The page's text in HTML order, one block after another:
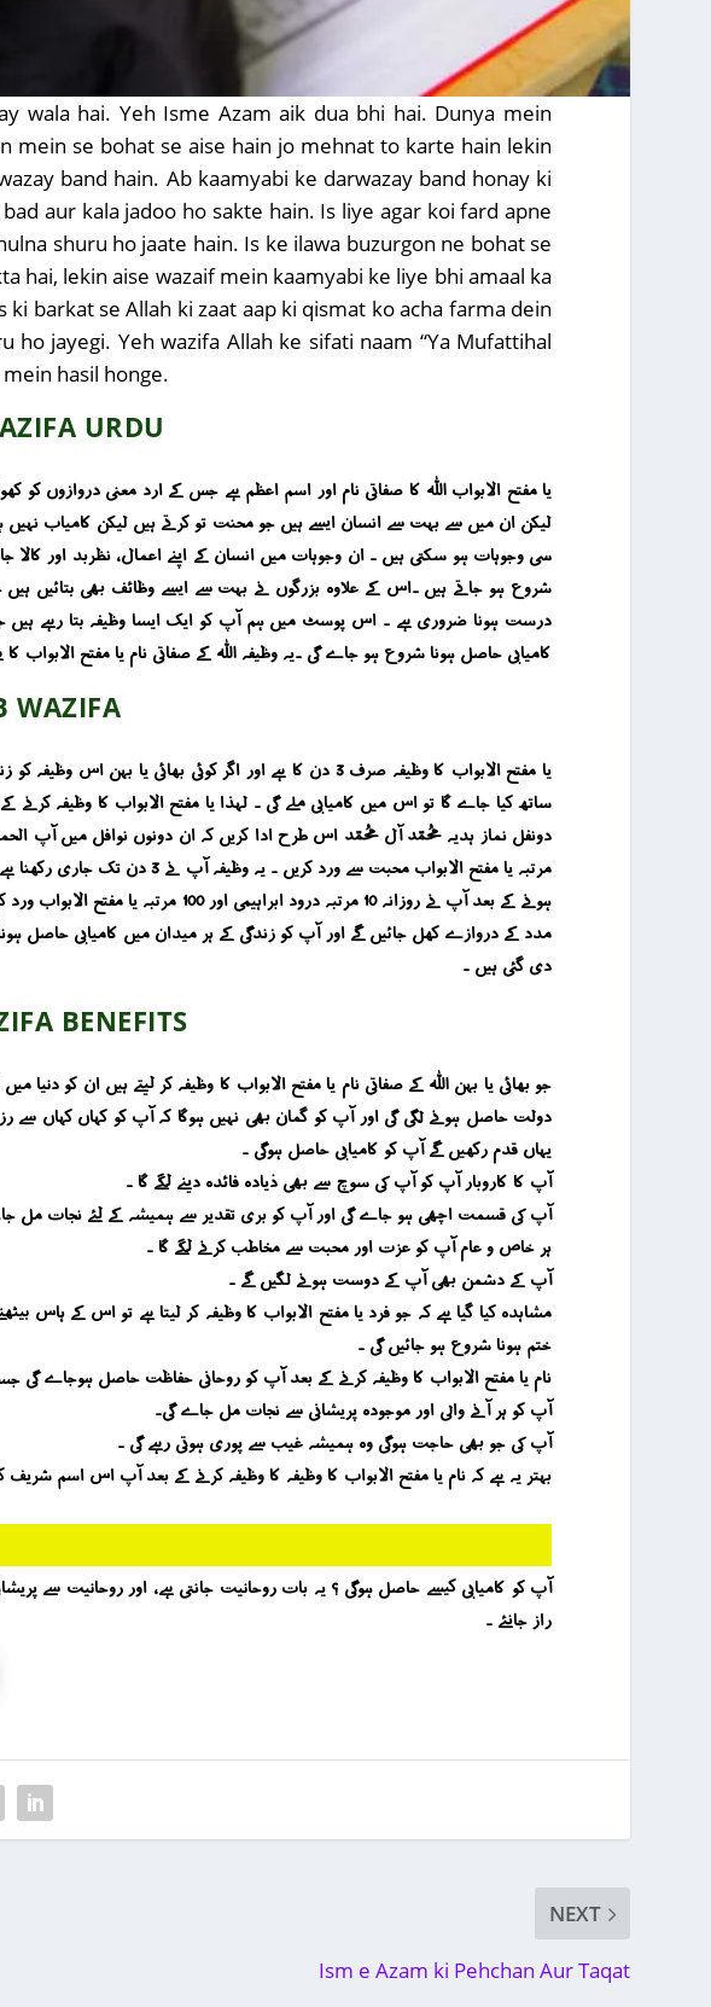
wala hai. Yeh Isme Azam aik dua bhi hai. Dunya mein
mein se bohat se aise hain jo mehnat to karte hain lekin
band hain. Ab kaamyabi ke darwazay band honay ki
aur kala jadoo ho sakte hain. Is liye agar koi fard apne
shuru ho jaate hain. Is ke ilawa buzurgon ne bohat se
hai, lekin aise wazaif mein kaamyabi ke liye bhi amaal ka
barkat se Allah ki zaat aap ki qismat ko acha farma dein
jayegi. Yeh wazifa Allah ke sifati naam “Ya Mufattihal
hasil honge.
URDU
یا مفتح الابواب اللہ کا صفاتی نام اور اسم اعظم ہے جس کے ارد معنی دروازوں کو
لیکن ان میں سے بہت سے انسان ایسے ہیں جو محنت تو کرتے ہیں لیکن کامیاب نہیں
سی وجوہات ہو سکتی ہیں ۔ ان وجوہات میں انسان کے اپنے اعمال ، نظربد اور کالا
شروع ہو جاتے ہیں ۔اس کے علاوہ بزرگوں نے بہت سے ایسے وظائف بھی بتائیں
درست ہونا ضروری ہے ۔ اس پوسٹ میں ہم آپ کو ایک ایسا وظیفہ بتا رہے ہیں
کامیابی حاصل ہونا شروع ہو جاے گی ۔یہ وظیفہ اللہ کے صفاتی نام یا مفتح
WAZIFA
یا مفتح الابواب کا وظیفہ صرف 3 دن کا ہے اور اگر کوئی
ہونے کے بعد آپ نے روزانہ 10 مرتبہ
مدد کے دروازے کھل جائیں گے اور آپ کو زندگی کے ہر میدان میں کامیابی حاصل
دی گئی ہیں ۔
BENEFITS
جو بھائی یا بہن اللہ کے صفاتی نام یا مفتح الابواب کا وظیفہ کر لیتے ہیں ان کو
دولت حاصل ہونے لگی گی اور آپ کو گمان بھی نہیں ہوگا کہ آپ کو کہاں کہاں
یہاں قدم رکھیں گے آپ کو کامیابی حاصل ہوگی ۔
آپ کا کاروبار آپ کو آپ کی سوچ سے بھی ذیادہ فائدہ دینے لگے گا ۔
آپ کی قسمت اچھی ہو جاے گی اور آپ کو بری تقدیر سے ہمیشہ کے لئے نجات مل
ہر خاص و عام آپ کو عزت اور محبت سے مخاطب کرنے لگے گا ۔
آپ کے دشمن بھی آپ کے دوست ہونے لگیں گے ۔
مشاہدہ کیا گیا ہے کہ جو فرد یا مفتح الابواب کا وظیفہ کر لیتا ہے تو اس کے ہاس
ختم ہونا شروع ہو جائیں گی ۔
نام یا مفتح الابواب کا وظیفہ کرنے کے بعد آپ کو روحانی حفاظت حاصل ہوجاے
آپ کو ہر آنے والی اور موجودہ پریشانی سے نجات مل جاے گی۔
آپ کی جو بھی حاجت ہوگی وہ ہمیشہ غیب سے پوری ہوتی رہے گی ۔
بہتر یہ ہے کہ نام یا مفتح الابواب کا وظیفہ کا وظیفہ کرنے کے بعد آپ اس اسم
راز جانئے ۔
NEXT
Ism e Azam ki Pehchan Aur Taqat